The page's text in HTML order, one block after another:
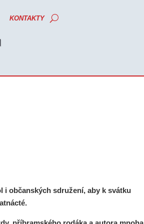
KONTAKTY
i občanských sdružení, aby k svátku